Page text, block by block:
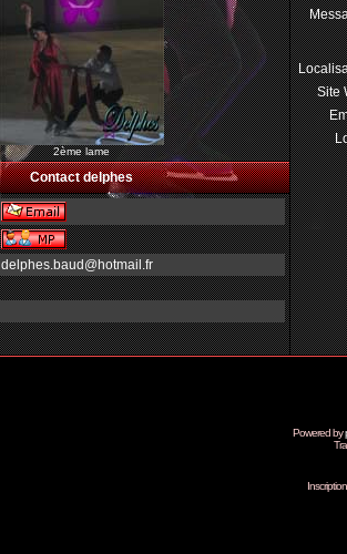
2ème lame
Site
Contact delphes
delphes.baud@hotmail.fr
Powered by